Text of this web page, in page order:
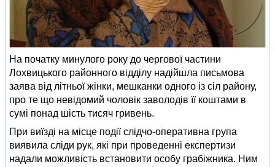
На початку минулого року до чергової частини
Лохвицького районного відділу надійшла письмова
заява від літньої жінки, мешканки одного із сіл району,
про те що невідомий чоловік заволодів її коштами в
сумі понад шість тисяч гривень.
При виїзді на місце події слідчо-оперативна група
виявила сліди рук, які при проведенні експертизи
надали можливість встановити особу грабіжника. Ним